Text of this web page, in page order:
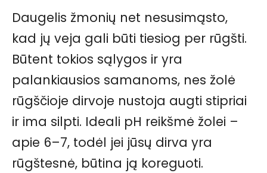
Daugelis žmonių net nesusimąsto,
kad jų veja gali būti tiesiog per rūgšti.
Būtent tokios sąlygos ir yra
palankiausios samanoms, nes žolė
rūgščioje dirvoje nustoja augti stipriai
ir ima silpti. Ideali pH reikšmė žolei –
apie 6–7, todėl jei jūsų dirva yra
rūgštesnė, būtina ją koreguoti.